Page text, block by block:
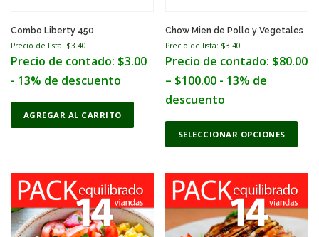
Combo Liberty 450
Precio de lista: $3.40
Precio de contado: $3.00
- 13% de descuento
AGREGAR AL CARRITO
Chow Mien de Pollo y Vegetales
Precio de lista: $3.40
Precio de contado: $80.00
– $100.00 - 13% de
descuento
SELECCIONAR OPCIONES
T
i
p
r
o
d